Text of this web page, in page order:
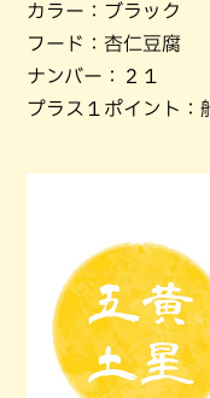
カラー：ブラック
フード：杏仁豆腐
ナンバー：２１
プラス１ポイント：